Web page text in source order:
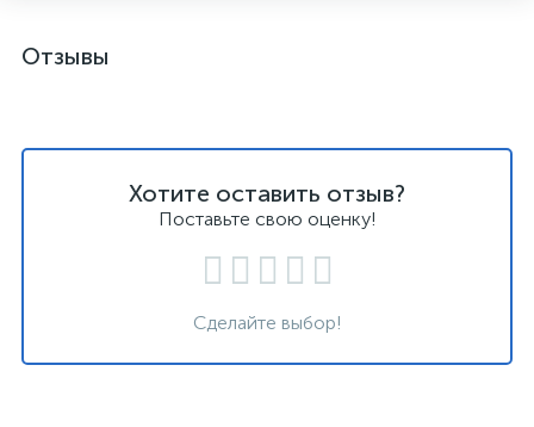
Отзывы
Хотите оставить отзыв?
Поставьте свою оценку!
Сделайте выбор!